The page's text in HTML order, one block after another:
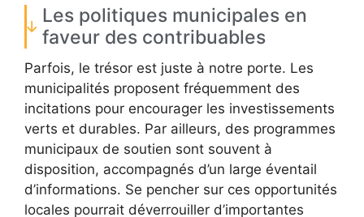
Les politiques municipales en
faveur des contribuables
Parfois, le trésor est juste à notre porte. Les
municipalités proposent fréquemment des
incitations pour encourager les investissements
verts et durables. Par ailleurs, des programmes
municipaux de soutien sont souvent à
disposition, accompagnés d’un large éventail
d’informations. Se pencher sur ces opportunités
locales pourrait déverrouiller d’importantes